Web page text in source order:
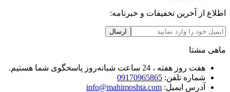
اطلاع از آخرین تخفیفات و خبرنامه:
ارسال
ماهی مشتا
هفت روز هفته ، 24 ساعت شبانه‌روز پاسخگوی شما هستیم.
شماره تلفن: 09170965865
آدرس ایمیل: info@mahimoshta.com